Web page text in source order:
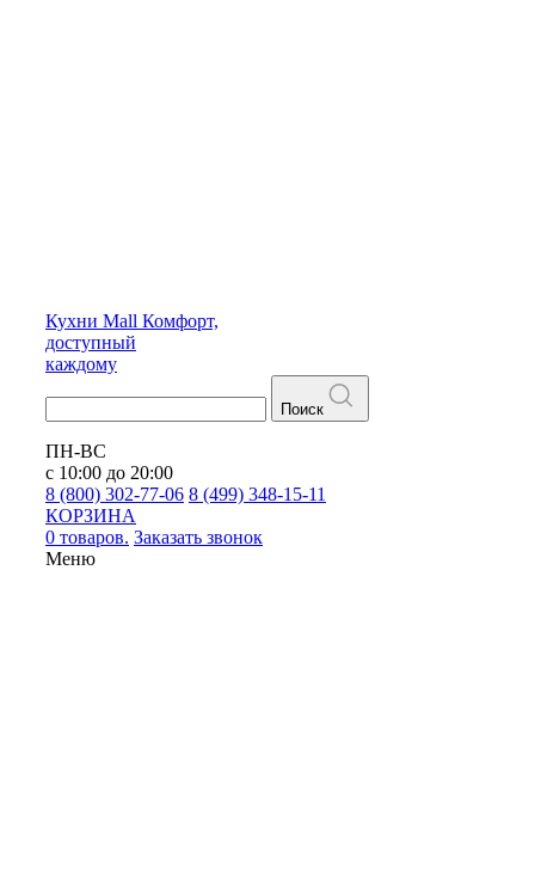
Кухни Mall Комфорт,
доступный
каждому
Поиск
ПН-ВС
с 10:00 до 20:00
8 (800) 302-77-06 8 (499) 348-15-11
КОРЗИНА
0 товаров. Заказать звонок
Меню